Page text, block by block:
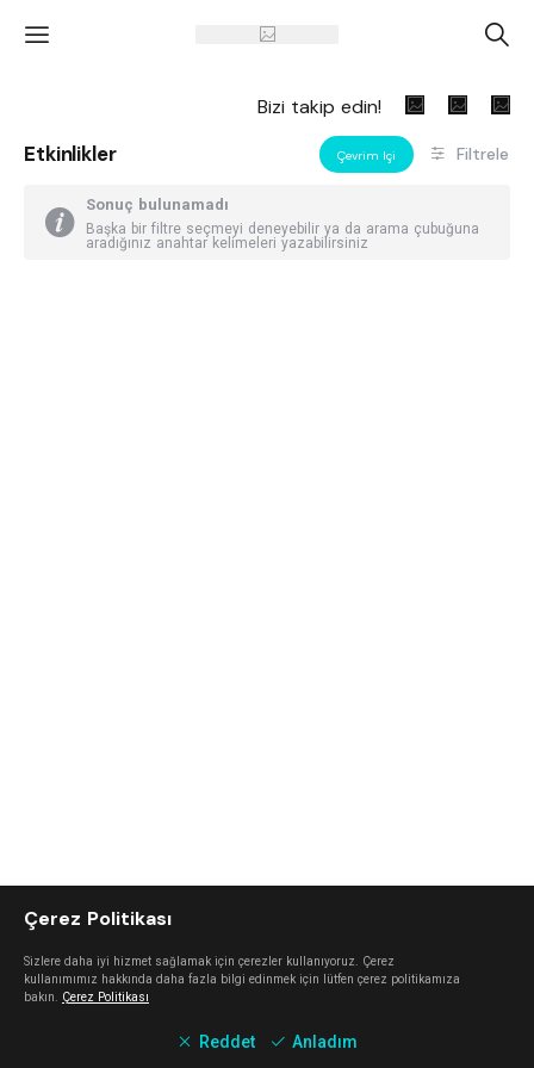
' A
Bizi takip edin!
Etkinlikler Çevrim Içi Filtrele
Sonuç bulunamadı
Başka bir filtre seçmeyi deneyebilir ya da arama çubuğuna
aradığınız anahtar kelimeleri yazabilirsiniz
Çerez Politikası
Sizlere daha iyi hizmet sağlamak için çerezler kullanıyoruz. Çerez
kullanımımız hakkında daha fazla bilgi edinmek için lütfen çerez politikamıza
bakın. Çerez Politikası
Reddet Anladım